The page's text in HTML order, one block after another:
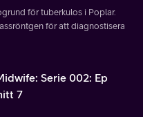
för tuberkulos i Poplar.
för att diagnostisera
Serie 002: Ep
7